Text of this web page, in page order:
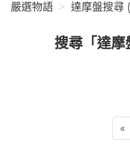
嚴選物語 達摩盤搜尋
搜尋「達摩
«